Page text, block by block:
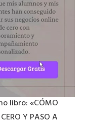
libro: «CÓMO
Y PASO A